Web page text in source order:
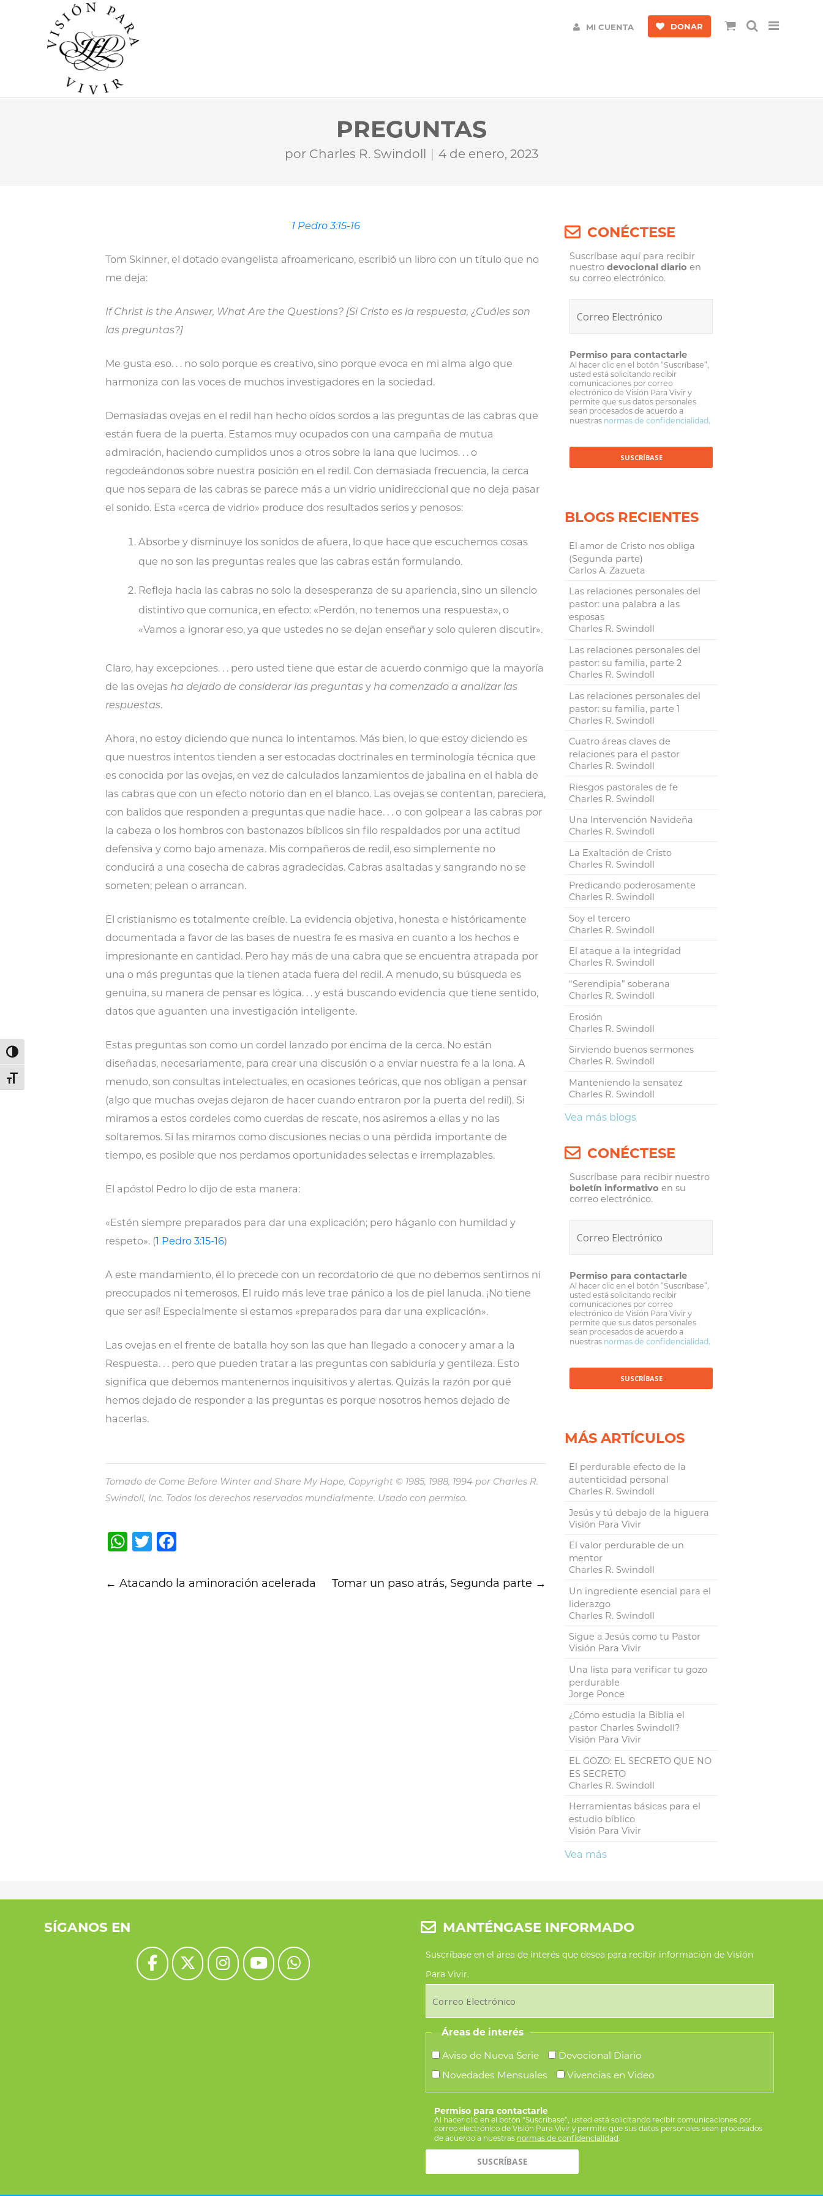
Alternar alto contraste
Alternar tamaño de letra
MI CUENTA DONAR
PREGUNTAS
por Charles R. Swindoll 4 de enero, 2023
1 Pedro 3:15-16
Tom Skinner, el dotado evangelista afroamericano, escribió un libro con un título que no
me deja:
If Christ is the Answer, What Are the Questions? [Si Cristo es la respuesta, ¿Cuáles son
las preguntas?]
Me gusta eso. . . no solo porque es creativo, sino porque evoca en mi alma algo que
harmoniza con las voces de muchos investigadores en la sociedad.
Demasiadas ovejas en el redil han hecho oídos sordos a las preguntas de las cabras que
están fuera de la puerta. Estamos muy ocupados con una campaña de mutua
admiración, haciendo cumplidos unos a otros sobre la lana que lucimos. . . o
regodeándonos sobre nuestra posición en el redil. Con demasiada frecuencia, la cerca
que nos separa de las cabras se parece más a un vidrio unidireccional que no deja pasar
el sonido. Esta «cerca de vidrio» produce dos resultados serios y penosos:
Absorbe y disminuye los sonidos de afuera, lo que hace que escuchemos cosas
que no son las preguntas reales que las cabras están formulando.
Refleja hacia las cabras no solo la desesperanza de su apariencia, sino un silencio
distintivo que comunica, en efecto: «Perdón, no tenemos una respuesta», o
«Vamos a ignorar eso, ya que ustedes no se dejan enseñar y solo quieren discutir».
Claro, hay excepciones. . . pero usted tiene que estar de acuerdo conmigo que la mayoría
de las ovejas ha dejado de considerar las preguntas y ha comenzado a analizar las
respuestas.
Ahora, no estoy diciendo que nunca lo intentamos. Más bien, lo que estoy diciendo es
que nuestros intentos tienden a ser estocadas doctrinales en terminología técnica que
es conocida por las ovejas, en vez de calculados lanzamientos de jabalina en el habla de
las cabras que con un efecto notorio dan en el blanco. Las ovejas se contentan, pareciera,
con balidos que responden a preguntas que nadie hace. . . o con golpear a las cabras por
la cabeza o los hombros con bastonazos bíblicos sin filo respaldados por una actitud
defensiva y como bajo amenaza. Mis compañeros de redil, eso simplemente no
conducirá a una cosecha de cabras agradecidas. Cabras asaltadas y sangrando no se
someten; pelean o arrancan.
El cristianismo es totalmente creíble. La evidencia objetiva, honesta e históricamente
documentada a favor de las bases de nuestra fe es masiva en cuanto a los hechos e
impresionante en cantidad. Pero hay más de una cabra que se encuentra atrapada por
una o más preguntas que la tienen atada fuera del redil. A menudo, su búsqueda es
genuina, su manera de pensar es lógica. . . y está buscando evidencia que tiene sentido,
datos que aguanten una investigación inteligente.
Estas preguntas son como un cordel lanzado por encima de la cerca. No están
diseñadas, necesariamente, para crear una discusión o a enviar nuestra fe a la lona. A
menudo, son consultas intelectuales, en ocasiones teóricas, que nos obligan a pensar
(algo que muchas ovejas dejaron de hacer cuando entraron por la puerta del redil). Si
miramos a estos cordeles como cuerdas de rescate, nos asiremos a ellas y no las
soltaremos. Si las miramos como discusiones necias o una pérdida importante de
tiempo, es posible que nos perdamos oportunidades selectas e irremplazables.
El apóstol Pedro lo dijo de esta manera:
«Estén siempre preparados para dar una explicación; pero háganlo con humildad y
respeto». (1 Pedro 3:15-16)
A este mandamiento, él lo precede con un recordatorio de que no debemos sentirnos ni
preocupados ni temerosos. El ruido más leve trae pánico a los de piel lanuda. ¡No tiene
que ser así! Especialmente si estamos «preparados para dar una explicación».
Las ovejas en el frente de batalla hoy son las que han llegado a conocer y amar a la
Respuesta. . . pero que pueden tratar a las preguntas con sabiduría y gentileza. Esto
significa que debemos mantenernos inquisitivos y alertas. Quizás la razón por qué
hemos dejado de responder a las preguntas es porque nosotros hemos dejado de
hacerlas.
Tomado de Come Before Winter and Share My Hope, Copyright © 1985, 1988, 1994 por Charles R.
Swindoll, Inc. Todos los derechos reservados mundialmente. Usado con permiso.
WhatsApp
Twitter
navigation
← Atacando la aminoración acelerada Tomar un paso atrás, Segunda parte →
CONÉCTESE
Suscríbase aquí para recibir
nuestrodevocional diario en
su correo electrónico.
Permiso para contactarle
Al hacer clic en el botón “Suscríbase”,
usted está solicitando recibir
comunicaciones por correo
electrónico de Visión Para Vivir y
permite que sus datos personales
sean procesados de acuerdo a
nuestras normas de confidencialidad.
BLOGS RECIENTES
El amor de Cristo nos obliga
(Segunda parte)
Carlos A. Zazueta
Las relaciones personales del
pastor: una palabra a las
esposas
Charles R. Swindoll
Las relaciones personales del
pastor: su familia, parte 2
Charles R. Swindoll
Las relaciones personales del
pastor: su familia, parte 1
Charles R. Swindoll
Cuatro áreas claves de
relaciones para el pastor
Charles R. Swindoll
Riesgos pastorales de fe
Charles R. Swindoll
Una Intervención Navideña
Charles R. Swindoll
La Exaltación de Cristo
Charles R. Swindoll
Predicando poderosamente
Charles R. Swindoll
Soy el tercero
Charles R. Swindoll
El ataque a la integridad
Charles R. Swindoll
“Serendipia” soberana
Charles R. Swindoll
Erosión
Charles R. Swindoll
Sirviendo buenos sermones
Charles R. Swindoll
Manteniendo la sensatez
Charles R. Swindoll
Vea más blogs
CONÉCTESE
Suscríbase para recibir nuestro
boletín informativo en su
correo electrónico.
Permiso para contactarle
Al hacer clic en el botón “Suscríbase”,
usted está solicitando recibir
comunicaciones por correo
electrónico de Visión Para Vivir y
permite que sus datos personales
sean procesados de acuerdo a
nuestras normas de confidencialidad.
MÁS ARTÍCULOS
El perdurable efecto de la
autenticidad personal
Charles R. Swindoll
Jesús y tú debajo de la higuera
Visión Para Vivir
El valor perdurable de un
mentor
Charles R. Swindoll
Un ingrediente esencial para el
liderazgo
Charles R. Swindoll
Sigue a Jesús como tu Pastor
Visión Para Vivir
Una lista para verificar tu gozo
perdurable
Jorge Ponce
¿Cómo estudia la Biblia el
pastor Charles Swindoll?
Visión Para Vivir
EL GOZO: EL SECRETO QUE NO
ES SECRETO
Charles R. Swindoll
Herramientas básicas para el
estudio bíblico
Visión Para Vivir
Vea más
SÍGANOS EN MANTÉNGASE INFORMADO
Suscríbase en el área de interés que desea para recibir información de Visión
Para Vivir.
Áreas de interés
Aviso de Nueva Serie
Devocional Diario
Novedades Mensuales
Vivencias en Video
Permiso para contactarle
Al hacer clic en el botón “Suscríbase”, usted está solicitando recibir comunicaciones por
correo electrónico de Visión Para Vivir y permite que sus datos personales sean procesados
de acuerdo a nuestras normas de confidencialidad.